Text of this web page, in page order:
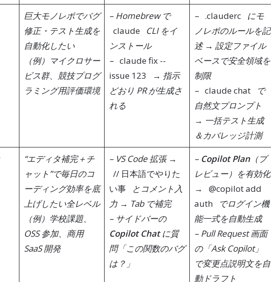
巨大モノレポでバグ
修正・テスト生成を
自動化したい
（例）マイクロサー
ビス群、競技プログ
ラミング用評価環境
– Homebrew で
claude
CLI をイ
ンストール
– claude fix --
issue 123
→ 指示
どおり PR が生成さ
れる
– .clauderc
にモ
ノレポのルールを記
述 → 設定ファイル
ベースで安全領域を
制限
– claude chat
で
自然文プロンプト
→ 一括テスト生成
＆カバレッジ計測
“エディタ補完＋チ
ャット”で毎日のコ
ーディング効率を底
上げしたい全レベル
（例）学校課題、
OSS 参加、商用
SaaS 開発
– VS Code 拡張 →
// 日本語でやりた
い事
とコメント入
力 → Tab で補完
– サイドバーの
Copilot Chatに質
問「この関数のバグ
は？」
– Copilot Plan（プ
レビュー）を有効化
→
@copilot add
auth
でログイン機
能一式を自動生成
– Pull Request 画面
の「Ask Copilot」
で変更点説明文を自
動ドラフト